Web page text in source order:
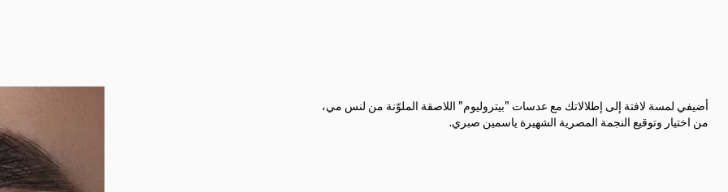
أضيفي لمسة لافتة إلى إطلالاتك مع عدسات "بيتروليوم" اللاصقة الملوّنة من لنس مي،
من اختيار وتوقيع النجمة المصرية الشهيرة ياسمين صبري.